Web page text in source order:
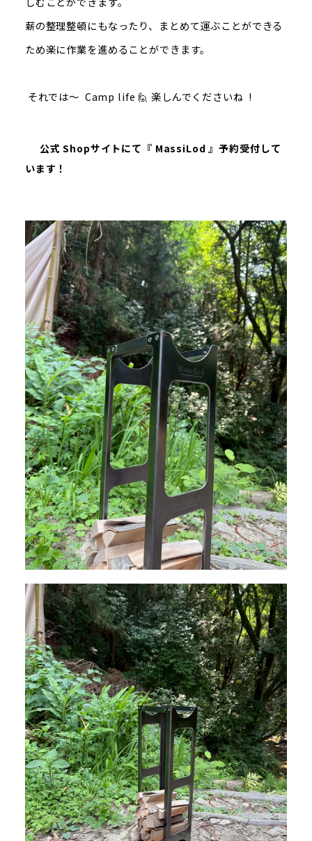
薪の整理整頓にもなったり、まとめて運ぶことができる
ため楽に作業を進めることができます。
それでは～ Camp life 🙋 楽しんでくださいね !
公式 Shopサイトにて『 MassiLod 』予約受付して
います！